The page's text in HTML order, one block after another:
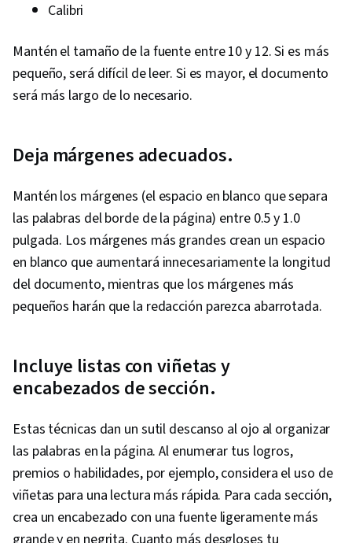
Calibri
Mantén el tamaño de la fuente entre 10 y 12. Si es más
pequeño, será difícil de leer. Si es mayor, el documento
será más largo de lo necesario.
Deja márgenes adecuados.
Mantén los márgenes (el espacio en blanco que separa
las palabras del borde de la página) entre 0.5 y 1.0
pulgada. Los márgenes más grandes crean un espacio
en blanco que aumentará innecesariamente la longitud
del documento, mientras que los márgenes más
pequeños harán que la redacción parezca abarrotada.
Incluye listas con viñetas y
encabezados de sección.
Estas técnicas dan un sutil descanso al ojo al organizar
las palabras en la página. Al enumerar tus logros,
premios o habilidades, por ejemplo, considera el uso de
viñetas para una lectura más rápida. Para cada sección,
crea un encabezado con una fuente ligeramente más